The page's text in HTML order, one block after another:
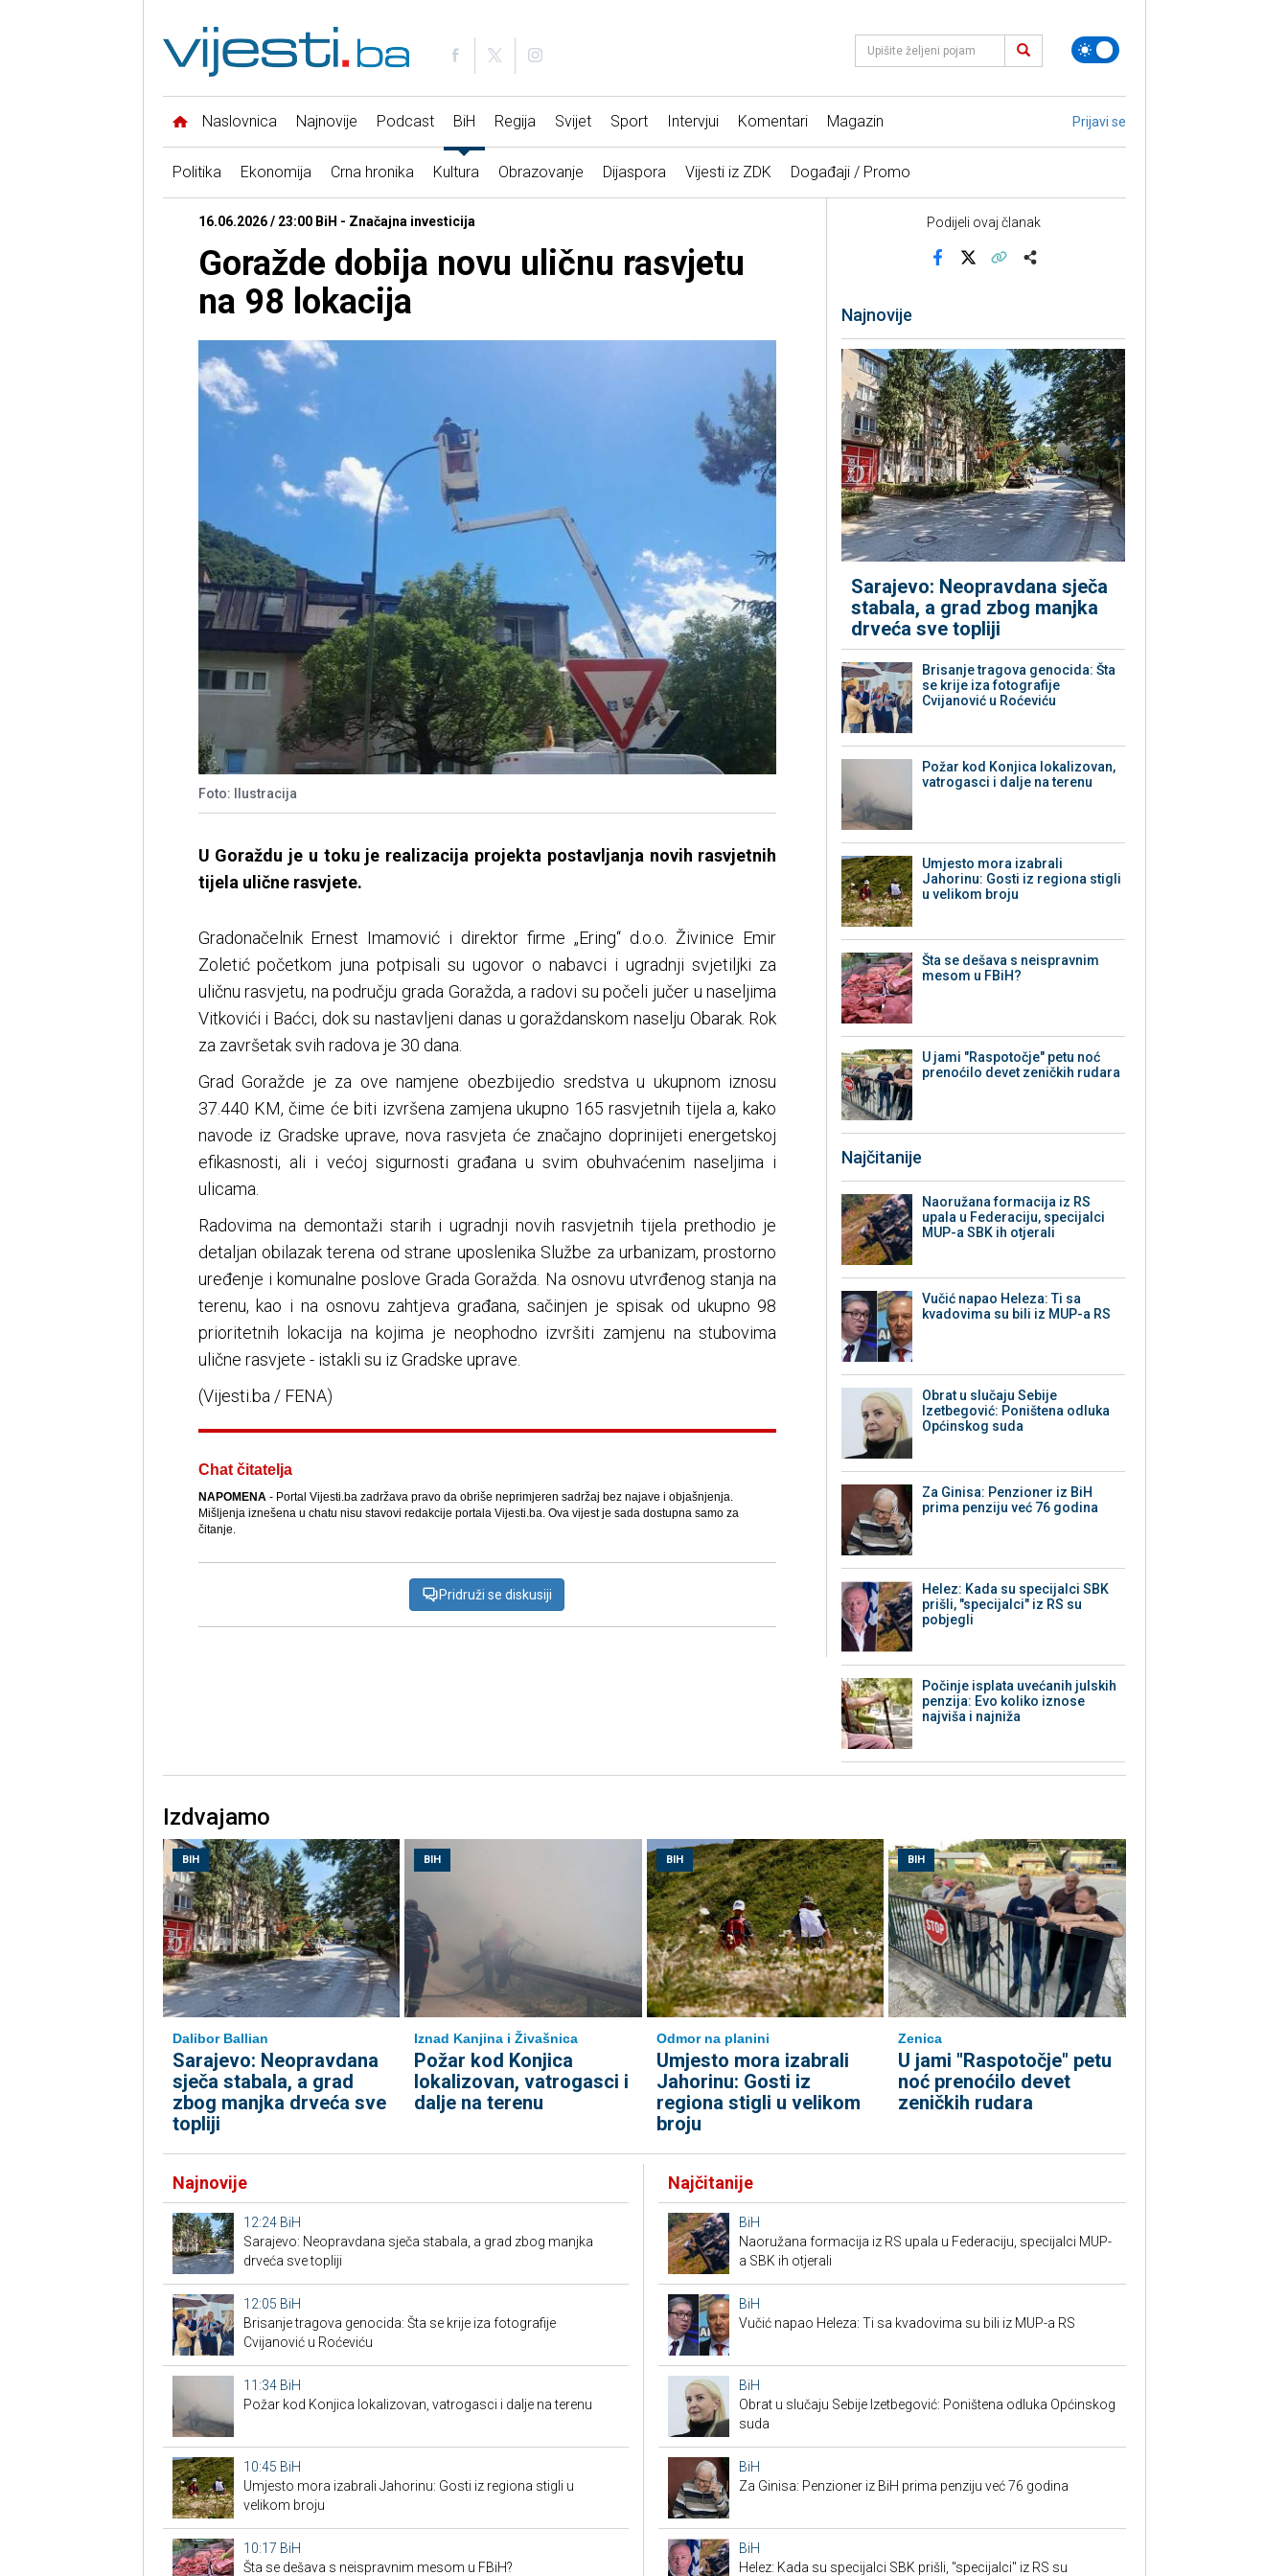
Naslovnica Najnovije Podcast BiH Regija Svijet Sport Intervjui Komentari Magazin Prijavi se
Politika Ekonomija Crna hronika Kultura Obrazovanje Dijaspora Vijesti iz ZDK Događaji / Promo
16.06.2026 / 23:00 BiH - Značajna investicija
Goražde dobija novu uličnu rasvjetu
na 98 lokacija
Foto: Ilustracija
U Goraždu je u toku je realizacija projekta postavljanja novih rasvjetnih
tijela ulične rasvjete.
Gradonačelnik Ernest Imamović i direktor firme „Ering“ d.o.o. Živinice Emir
Zoletić početkom juna potpisali su ugovor o nabavci i ugradnji svjetiljki za
uličnu rasvjetu, na području grada Goražda, a radovi su počeli jučer u naseljima
Vitkovići i Baćci, dok su nastavljeni danas u goraždanskom naselju Obarak. Rok
za završetak svih radova je 30 dana.
Grad Goražde je za ove namjene obezbijedio sredstva u ukupnom iznosu
37.440 KM, čime će biti izvršena zamjena ukupno 165 rasvjetnih tijela a, kako
navode iz Gradske uprave, nova rasvjeta će značajno doprinijeti energetskoj
efikasnosti, ali i većoj sigurnosti građana u svim obuhvaćenim naseljima i
ulicama.
Radovima na demontaži starih i ugradnji novih rasvjetnih tijela prethodio je
detaljan obilazak terena od strane uposlenika Službe za urbanizam, prostorno
uređenje i komunalne poslove Grada Goražda. Na osnovu utvrđenog stanja na
terenu, kao i na osnovu zahtjeva građana, sačinjen je spisak od ukupno 98
prioritetnih lokacija na kojima je neophodno izvršiti zamjenu na stubovima
ulične rasvjete - istakli su iz Gradske uprave.
(Vijesti.ba / FENA)
Chat čitatelja
NAPOMENA- Portal Vijesti.ba zadržava pravo da obriše neprimjeren sadržaj bez najave i objašnjenja.
Mišljenja iznešena u chatu nisu stavovi redakcije portala Vijesti.ba. Ova vijest je sada dostupna samo za
čitanje.
Pridruži se diskusiji
Podijeli ovaj članak
Najnovije
Sarajevo: Neopravdana sječa
stabala, a grad zbog manjka
drveća sve topliji
Brisanje tragova genocida: Šta
se krije iza fotografije
Cvijanović u Roćeviću
Požar kod Konjica lokalizovan,
vatrogasci i dalje na terenu
Umjesto mora izabrali
Jahorinu: Gosti iz regiona stigli
u velikom broju
Šta se dešava s neispravnim
mesom u FBiH?
U jami "Raspotočje" petu noć
prenoćilo devet zeničkih rudara
Najčitanije
Naoružana formacija iz RS
upala u Federaciju, specijalci
MUP-a SBK ih otjerali
Vučić napao Heleza: Ti sa
kvadovima su bili iz MUP-a RS
Obrat u slučaju Sebije
Izetbegović: Poništena odluka
Općinskog suda
Za Ginisa: Penzioner iz BiH
prima penziju već 76 godina
Helez: Kada su specijalci SBK
prišli, "specijalci" iz RS su
pobjegli
Počinje isplata uvećanih julskih
penzija: Evo koliko iznose
najviša i najniža
Izdvajamo
BIH
Dalibor Ballian
Sarajevo: Neopravdana
sječa stabala, a grad
zbog manjka drveća sve
topliji
BIH
Iznad Kanjina i Živašnica
Požar kod Konjica
lokalizovan, vatrogasci i
dalje na terenu
BIH
Odmor na planini
Umjesto mora izabrali
Jahorinu: Gosti iz
regiona stigli u velikom
broju
BIH
Zenica
U jami "Raspotočje" petu
noć prenoćilo devet
zeničkih rudara
Najnovije
12:24 BiH
Sarajevo: Neopravdana sječa stabala, a grad zbog manjka
drveća sve topliji
12:05 BiH
Brisanje tragova genocida: Šta se krije iza fotografije
Cvijanović u Roćeviću
11:34 BiH
Požar kod Konjica lokalizovan, vatrogasci i dalje na terenu
10:45 BiH
Umjesto mora izabrali Jahorinu: Gosti iz regiona stigli u
velikom broju
10:17 BiH
Šta se dešava s neispravnim mesom u FBiH?
Najčitanije
BiH
Naoružana formacija iz RS upala u Federaciju, specijalci MUP-
a SBK ih otjerali
BiH
Vučić napao Heleza: Ti sa kvadovima su bili iz MUP-a RS
BiH
Obrat u slučaju Sebije Izetbegović: Poništena odluka Općinskog
suda
BiH
Za Ginisa: Penzioner iz BiH prima penziju već 76 godina
BiH
Helez: Kada su specijalci SBK prišli, "specijalci" iz RS su